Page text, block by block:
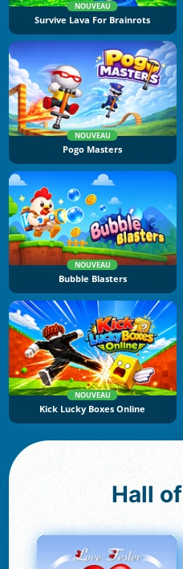
NOUVEAU
Survive Lava For Brainrots
NOUVEAU
Pogo Masters
NOUVEAU
Bubble Blasters
NOUVEAU
Kick Lucky Boxes Online
Hall of